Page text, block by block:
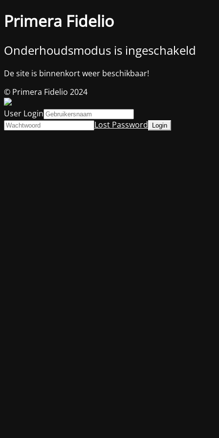
Primera Fidelio
Onderhoudsmodus is ingeschakeld
De site is binnenkort weer beschikbaar!
© Primera Fidelio 2024
User Login
Lost Password